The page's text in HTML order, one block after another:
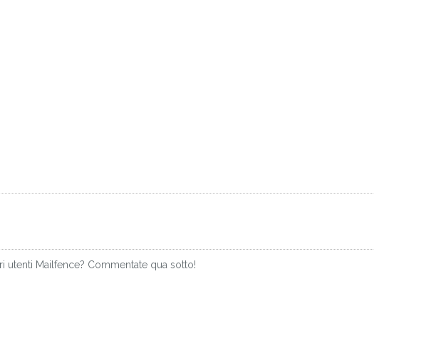
Mailfence? Commentate qua sotto!